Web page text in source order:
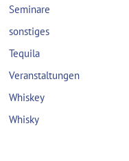
Seminare
sonstiges
Tequila
Veranstaltungen
Whiskey
Whisky